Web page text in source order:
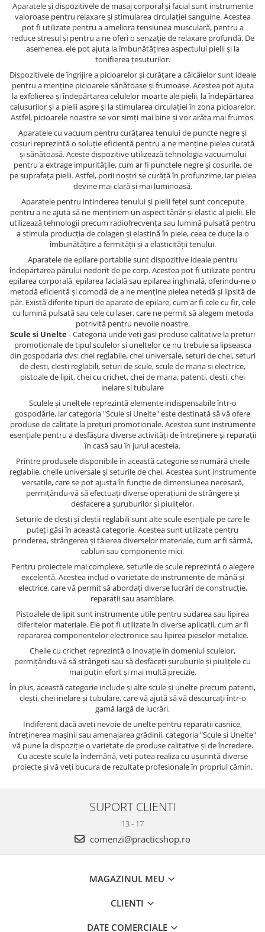
Aparatele și dispozitivele de masaj corporal și facial sunt instrumente
valoroase pentru relaxare și stimularea circulației sanguine. Acestea
pot fi utilizate pentru a ameliora tensiunea musculară, pentru a
reduce stresul și pentru a ne oferi o senzație de relaxare profundă. De
asemenea, ele pot ajuta la îmbunătățirea aspectului pielii și la
tonifierea țesuturilor.
Dispozitivele de îngrijire a picioarelor și curățare a călcâielor sunt ideale
pentru a menține picioarele sănătoase și frumoase. Acestea pot ajuta
la exfolierea și îndepărtarea celulelor moarte ale pielii, la îndepărtarea
calusurilor și a pielii aspre și la stimularea circulației în zona picioarelor.
Astfel, picioarele noastre se vor simți mai bine și vor arăta mai frumos.
Aparatele cu vacuum pentru curățarea tenului de puncte negre și
cosuri reprezintă o soluție eficientă pentru a ne menține pielea curată
și sănătoasă. Aceste dispozitive utilizează tehnologia vacuumului
pentru a extrage impuritățile, cum ar fi punctele negre și cosurile, de
pe suprafața pielii. Astfel, porii noștri se curăță în profunzime, iar pielea
devine mai clară și mai luminoasă.
Aparatele pentru intinderea tenului și pielii feței sunt concepute
pentru a ne ajuta să ne menținem un aspect tânăr și elastic al pielii. Ele
utilizează tehnologii precum radiofrecvența sau lumină pulsată pentru
a stimula producția de colagen și elastină în piele, ceea ce duce la o
îmbunătățire a fermității și a elasticității tenului.
Aparatele de epilare portabile sunt dispozitive ideale pentru
îndepărtarea părului nedorit de pe corp. Acestea pot fi utilizate pentru
epilarea corporală, epilarea facială sau epilarea inghinală, oferindu-ne o
metodă eficientă și comodă de a ne menține pielea netedă și lipsită de
păr. Există diferite tipuri de aparate de epilare, cum ar fi cele cu fir, cele
cu lumină pulsată sau cele cu laser, care ne permit să alegem metoda
potrivită pentru nevoile noastre.
Scule si Unelte- Categoria unde veti gasi produse calitative la preturi
promotionale de tipul sculelor si uneltelor ce nu trebuie sa lipseasca
din gospodaria dvs: chei reglabile, chei universale, seturi de chei, seturi
de clesti, clesti reglabili, seturi de scule, scule de mana si electrice,
pistoale de lipit, chei cu crichet, chei de mana, patenti, clesti, chei
inelare si tubulare
Sculele și uneltele reprezintă elemente indispensabile într-o
gospodărie, iar categoria "Scule si Unelte" este destinată să vă ofere
produse de calitate la prețuri promotionale. Acestea sunt instrumente
esențiale pentru a desfășura diverse activități de întreținere și reparații
în casă sau în jurul acesteia.
Printre produsele disponibile în această categorie se numără cheile
reglabile, cheile universale și seturile de chei. Acestea sunt instrumente
versatile, care se pot ajusta în funcție de dimensiunea necesară,
permițându-vă să efectuați diverse operațiuni de strângere și
desfacere a șuruburilor și piulițelor.
Seturile de clești și cleștii reglabili sunt alte scule esențiale pe care le
puteți găsi în această categorie. Acestea sunt utilizate pentru
prinderea, strângerea și tăierea diverselor materiale, cum ar fi sârmă,
cabluri sau componente mici.
Pentru proiectele mai complexe, seturile de scule reprezintă o alegere
excelentă. Acestea includ o varietate de instrumente de mână și
electrice, care vă permit să abordați diverse lucrări de construcție,
reparații sau asamblare.
Pistoalele de lipit sunt instrumente utile pentru sudarea sau lipirea
diferitelor materiale. Ele pot fi utilizate în diverse aplicații, cum ar fi
repararea componentelor electronice sau lipirea pieselor metalice.
Cheile cu crichet reprezintă o inovație în domeniul sculelor,
permițându-vă să strângeți sau să desfaceți șuruburile și piulițele cu
mai puțin efort și mai multă precizie.
În plus, această categorie include și alte scule și unelte precum patenti,
clești, chei inelare și tubulare, care vă ajută să vă descurcați într-o
gamă largă de lucrări.
Indiferent dacă aveți nevoie de unelte pentru reparații casnice,
întreținerea mașinii sau amenajarea grădinii, categoria "Scule si Unelte"
vă pune la dispoziție o varietate de produse calitative și de încredere.
Cu aceste scule la îndemână, veți putea realiza cu ușurință diverse
proiecte și vă veți bucura de rezultate profesionale în propriul cămin.
SUPORT CLIENTI
13 - 17
comenzi@practicshop.ro
MAGAZINUL MEU
CLIENTI
DATE COMERCIALE